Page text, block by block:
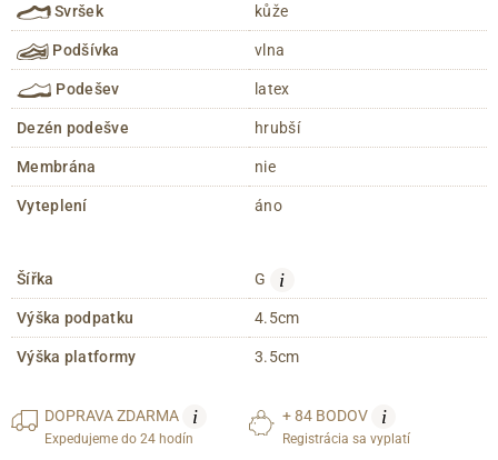
Svršek kůže
Podšívka vlna
Podešev latex
Dezén podešve hrubší
Membrána nie
Vyteplení áno
Šířka G i
Výška podpatku 4.5cm
Výška platformy 3.5cm
DOPRAVAZDARMA i
Expedujeme do 24 hodín
+ 84 BODOV i
Registrácia sa vyplatí